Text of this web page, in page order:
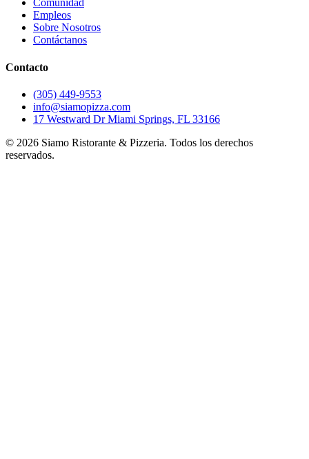
Comunidad
Empleos
Sobre Nosotros
Contáctanos
Contacto
(305) 449-9553
info@siamopizza.com
17 Westward Dr Miami Springs, FL 33166
© 2026 Siamo Ristorante & Pizzeria. Todos los derechos
reservados.